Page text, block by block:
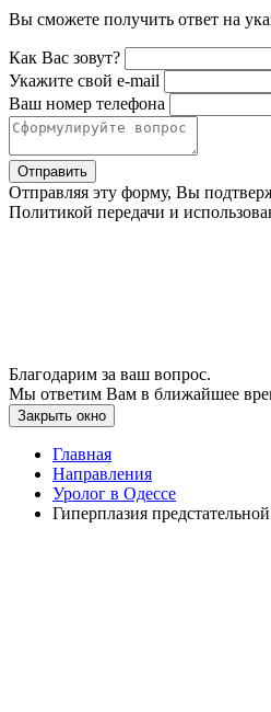
Вы сможете получить ответ на
Как Вас зовут?
Укажите свой e-mail
Ваш номер телефона
Отправить
Отправляя эту форму, Вы
Политикой передачи и
Благодарим за ваш вопрос.
Мы ответим Вам в ближайшее
Закрыть окно
Главная
Направления
Уролог в Одессе
Гиперплазия